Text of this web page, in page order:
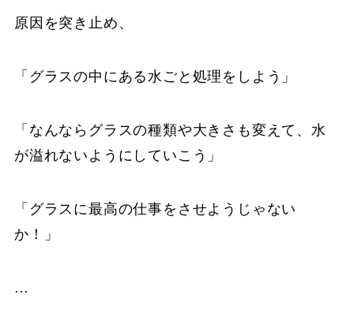
原因を突き止め、
「グラスの中にある水ごと処理をしよう」
「なんならグラスの種類や大きさも変えて、水
が溢れないようにしていこう」
「グラスに最高の仕事をさせようじゃない
か！」
…